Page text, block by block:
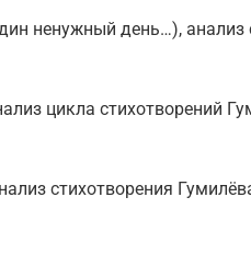
ненужный день…), анализ
цикла стихотворений
стихотворения